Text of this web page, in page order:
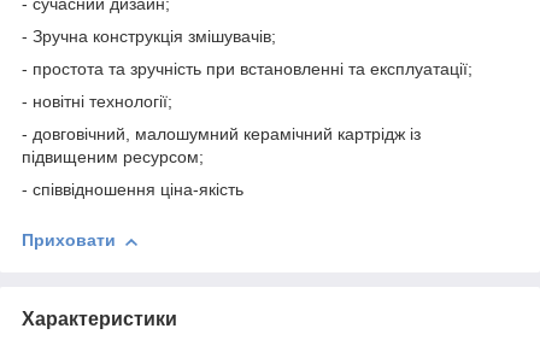
- сучасний дизайн;
- Зручна конструкція змішувачів;
- простота та зручність при встановленні та експлуатації;
- новітні технології;
- довговічний, малошумний керамічний картрідж із
підвищеним ресурсом;
- співвідношення ціна-якість
Приховати
Характеристики